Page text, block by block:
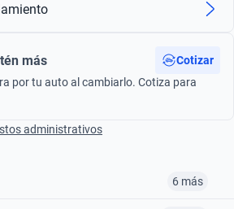
más
Cotizar
por tu auto al cambiarlo. Cotiza para
administrativos
6 más